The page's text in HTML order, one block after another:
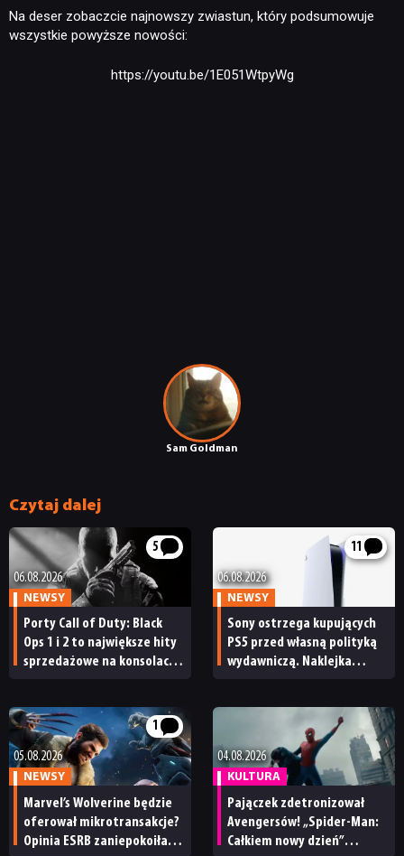
RECENZJE
PUBLICYSTYKA
JUŻ GRALIŚMY
SKLEPSam Goldman
Na deser zobaczcie najnowszy zwiastun, który podsumowuje
wszystkie powyższe nowości:
https://youtu.be/1E051WtpyWg
Czytaj dalej
5
06.08.2026
NEWSY
Porty Call of Duty: Black
Ops 1 i 2 to największe hity
sprzedażowe na konsolach
tegoroczne premiery
11
06.08.2026
NEWSY
Sony ostrzega kupujących
PS5 przed własną polityką
wydawniczą. Naklejka
1
05.08.2026
NEWSY
Marvel’s Wolverine będzie
oferował mikrotransakcje?
Opinia ESRB zaniepokoiła
04.08.2026
KULTURA
Pajączek zdetronizował
Avengersów! „Spider-Man:
Całkiem nowy dzień”